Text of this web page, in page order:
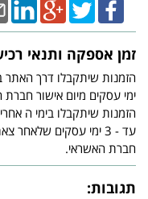
זמן אספקה ותנאי
ימי עסקים מיום אישור
עד - 3 ימי עסקים
חברת האשראי.
תגובות: